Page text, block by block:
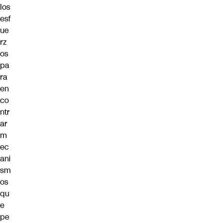
los
esf
ue
rz
os
pa
ra
en
co
ntr
ar
m
ec
ani
sm
os
qu
e
pe